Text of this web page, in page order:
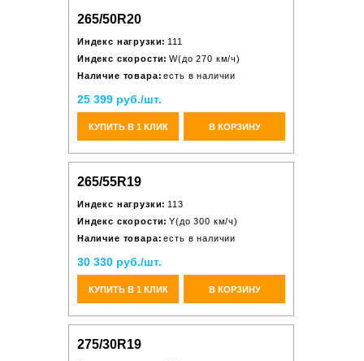
265/50R20
Индекс нагрузки: 111
Индекс скорости: W(до 270 км/ч)
Наличие товара: есть в наличии
25 399 руб./шт.
КУПИТЬ В 1 КЛИК В КОРЗИНУ
265/55R19
Индекс нагрузки: 113
Индекс скорости: Y(до 300 км/ч)
Наличие товара: есть в наличии
30 330 руб./шт.
КУПИТЬ В 1 КЛИК В КОРЗИНУ
275/30R19